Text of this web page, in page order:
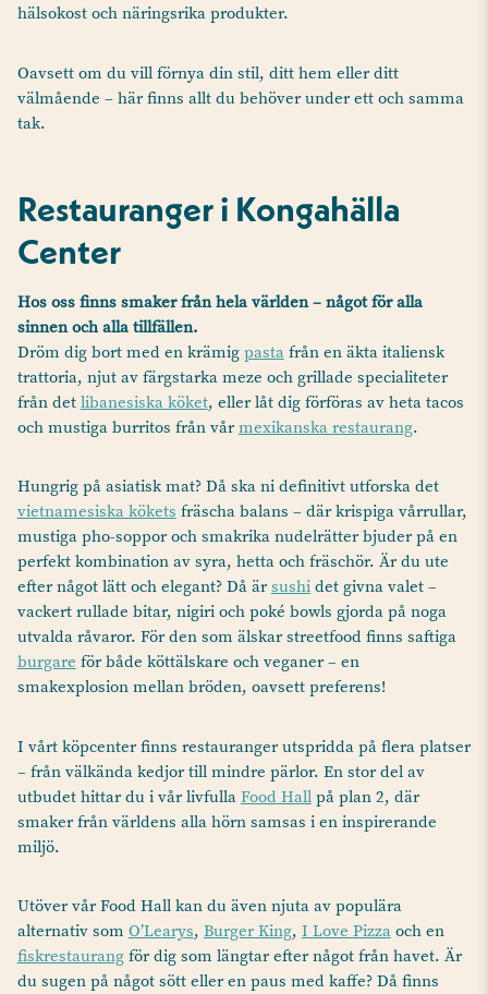
hälsokost och näringsrika produkter.
Oavsett om du vill förnya din stil, ditt hem eller ditt
välmående – här finns allt du behöver under ett och samma
tak.
Restauranger i Kongahälla
Center
Hos oss finns smaker från hela världen – något för alla
sinnen och alla tillfällen.
Dröm dig bort med en krämig pastafrån en äkta italiensk
trattoria, njut av färgstarka meze och grillade specialiteter
från det libanesiska köket, eller låt dig förföras av heta tacos
och mustiga burritos från vårmexikanska restaurang.
Hungrig på asiatisk mat? Då ska ni definitivt utforska det
vietnamesiska kökets fräscha balans – där krispiga vårrullar,
mustiga pho-soppor och smakrika nudelrätter bjuder på en
perfekt kombination av syra, hetta och fräschör. Är du ute
efter något lätt och elegant? Då ärsushidet givna valet –
vackert rullade bitar, nigiri och poké bowls gjorda på noga
utvalda råvaror. För den som älskar streetfood finns saftiga
burgare för både köttälskare och veganer – en
smakexplosion mellan bröden, oavsett preferens!
I vårt köpcenter finns restauranger utspridda på flera platser
– från välkända kedjor till mindre pärlor. En stor del av
utbudet hittar du i vår livfulla Food Hallpå plan 2, där
smaker från världens alla hörn samsas i en inspirerande
miljö.
Utöver vår Food Hall kan du även njuta av populära
alternativ som O’Learys, Burger King, I Love Pizzaoch en
fiskrestaurangför dig som längtar efter något från havet. Är
du sugen på något sött eller en paus med kaffe? Då finns